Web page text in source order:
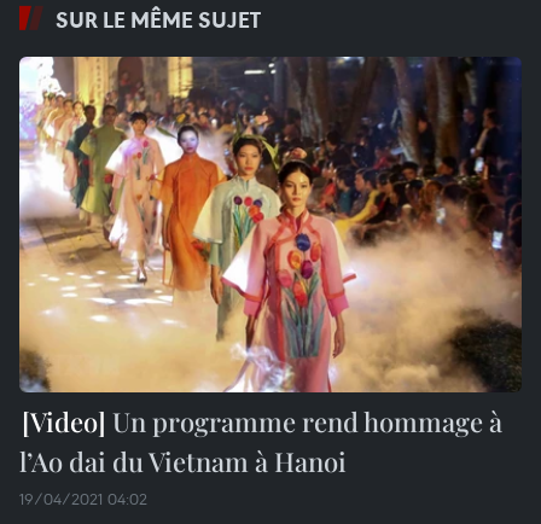
SUR LE MÊME SUJET
Un programme rend hommage à
l’Ao dai du Vietnam à Hanoi
19/04/2021 04:02